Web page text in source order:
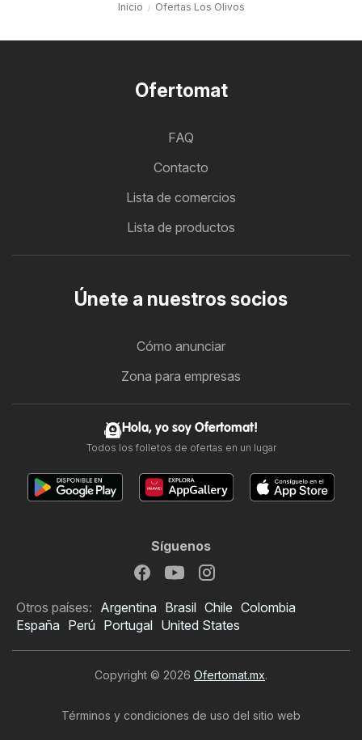
Inicio Ofertas Los Olivos
Ofertomat
FAQ
Contacto
Lista de comercios
Lista de productos
Únete a nuestros socios
Cómo anunciar
Zona para empresas
Hola, yo soy Ofertomat!
Todos los folletos de ofertas en un lugar
Síguenos
Otros países: Argentina Brasil Chile Colombia
España Perú Portugal United States
Copyright © 2026 Ofertomat.mx.
Términos y condiciones de uso del sitio web